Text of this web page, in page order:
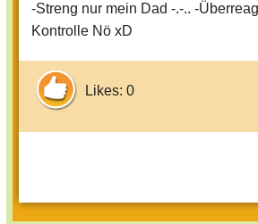
-Streng nur mein Dad -.-.. -
Kontrolle Nö xD
Likes: 0